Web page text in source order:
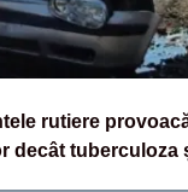
rutiere
decât tuberculoza